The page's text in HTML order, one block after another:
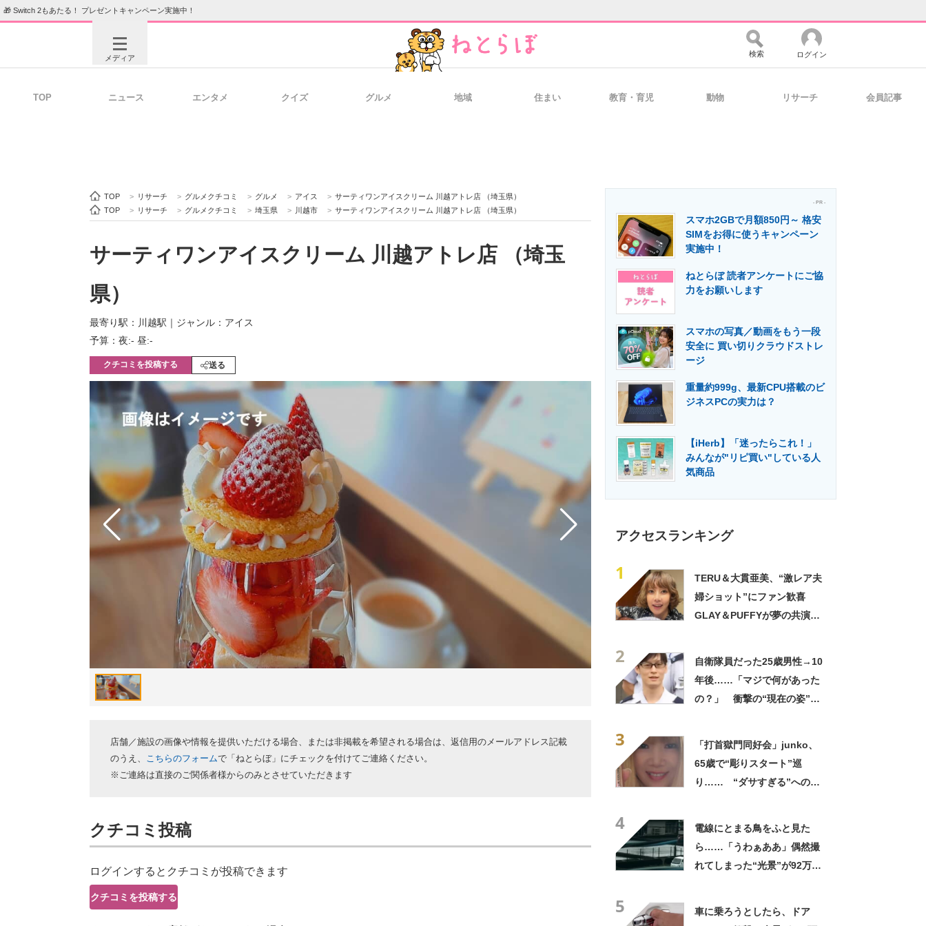
🎁 Switch 2もあたる！ プレゼントキャンペーン実施中！
メディア
経営リーダーのコミュニティ マーケ×ITの今がよく分かる
ITエンジニア向け専門サイト 企業向けIT製品の総合サイト IT製品の技術・比較・事例 製造業のIT導入・活用を支援
モノづくり技術者専門サイト
ちょっと気になるネットの話題
検索 ログイン
TOP ニュース エンタメ クイズ グルメ 地域 住まい 教育・育児 動物 リサーチ 会員記事
TOP > リサーチ > グルメクチコミ > グルメ > アイス > サーティワンアイスクリーム 川越アトレ店 （埼玉県）
TOP
> リサーチ > グルメクチコミ > 埼玉県 > 川越市 > サーティワンアイスクリーム 川越アトレ店 （埼玉県）
サーティワンアイスクリーム 川越アトレ店 （埼玉
県）
最寄り駅：川越駅 ｜ ジャンル：アイス
予算：夜:‐ 昼:‐
クチコミを投稿する 送る
店舗／施設の画像や情報を提供いただける場合、または非掲載を希望される場合は、返信用のメールアドレス記載
のうえ、 こちらのフォームで「ねとらぼ」にチェックを付けてご連絡ください。
※ご連絡は直接のご関係者様からのみとさせていただきます
クチコミ投稿
ログインするとクチコミが投稿できます
クチコミを投稿する
- PR -
スマホ2GBで月額850円～ 格安
SIMをお得に使うキャンペーン
実施中！
ねとらぼ 読者アンケートにご協
力をお願いします
スマホの写真／動画をもう一段
安全に 買い切りクラウドストレ
ージ
重量約999g、最新CPU搭載のビ
ジネスPCの実力は？
【iHerb】「迷ったらこれ！」
みんなが"リピ買い"している人
気商品
アクセスランキング
1
TERU＆大貫亜美、“激レア夫
婦ショット”にファン歓喜
GLAY＆PUFFYが夢の共演
2
自衛隊員だった25歳男性→10
年後……「マジで何があった
の？」 衝撃の“現在の姿”が
3
「打首獄門同好会」junko、
65歳で“彫りスタート”巡
り…… “ダサすぎる”への持
4
電線にとまる鳥をふと見た
ら……「うわぁああ」偶然撮
れてしまった“光景”が92万再
5
車に乗ろうとしたら、ドア